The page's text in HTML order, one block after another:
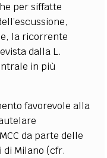
per siffatte
la ricorrente
dalla L.
in più
favorevole alla
da parte delle
di Milano (cfr.